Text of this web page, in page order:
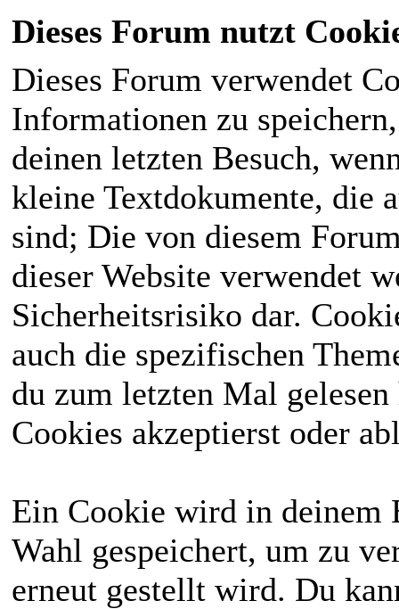
Dieses Forum nutzt
Dieses Forum verwendet
Informationen zu
deinen letzten Besuch,
kleine Textdokumente, die
sind; Die von diesem
dieser Website verwendet
Sicherheitsrisiko dar.
auch die spezifischen
du zum letzten Mal
Cookies akzeptierst oder
Ein Cookie wird in deinem
Wahl gespeichert, um zu
erneut gestellt wird. Du